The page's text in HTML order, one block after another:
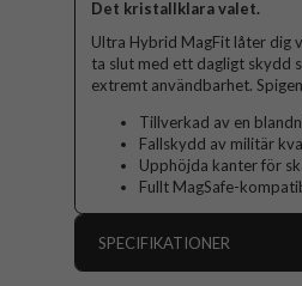
Det kristallklara valet.
Ultra Hybrid MagFit låter dig
ta slut med ett dagligt skydd
extremt användbarhet.
Tillverkad av en
Fallskydd av militär
Upphöjda kanter för
Fullt MagSafe-
SPECIFIKATIONER